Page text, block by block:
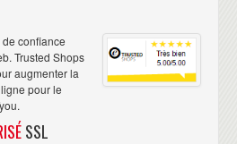
confiance
Trusted Shops
augmenter la
pour le
SSL